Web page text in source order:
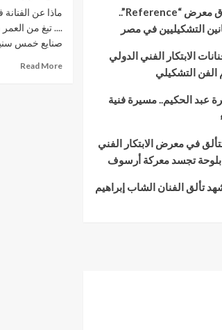
ماذا عن
صنايع خمس
Read More
آلاء الرفاعي تعلن انطلاق معرض “Reference”..
التشكيليين في مصر
الابتكار الفني الدولي
الفن التشكيلي
عبد الحكيم.. مسيرة فنية
في معرض الابتكار الفني
بلوحة تجسد معركة أرسوف
تألق الفنان الشاب إبراهيم